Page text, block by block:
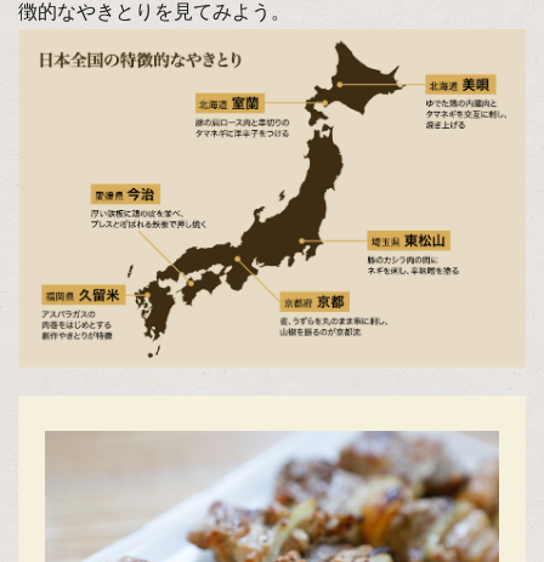
徴的なやきとりを見てみよう。